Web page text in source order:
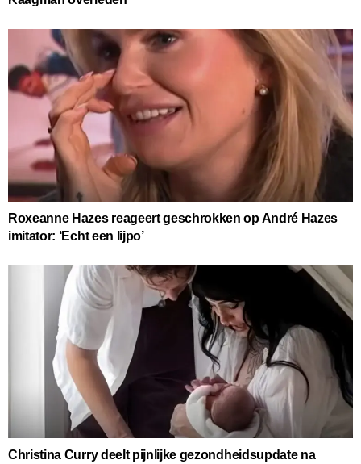
Roxeanne Hazes reageert geschrokken op André Hazes
imitator: ‘Echt een lijpo’
Christina Curry deelt pijnlijke gezondheidsupdate na